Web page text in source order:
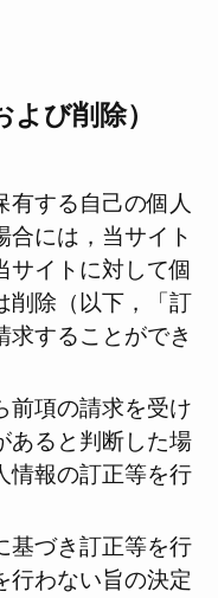
び削除）
有する自己の個人
合には，当サイト
サイトに対して個
削除（以下，「訂
求することができ
前項の請求を受け
あると判断した場
情報の訂正等を行
基づき訂正等を行
行わない旨の決定